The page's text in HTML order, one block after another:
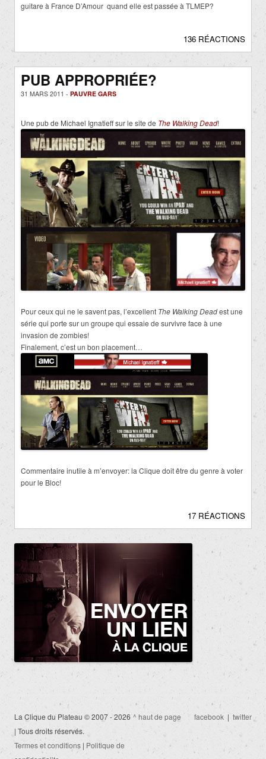
guitare à France D’Amour quand elle est passée à TLMEP?
136 RÉACTIONS
PUB APPROPRIÉE?
31 MARS 2011 - PAUVRE GARS
Une pub de Michael Ignatieff sur le site de The Walking Dead!
Pour ceux qui ne le savent pas, l’excellent The Walking Deadest une
série qui porte sur un groupe qui essaie de survivre face à une
invasion de zombies!
Finalement, c’est un bon placement…
Commentaire inutile à m’envoyer: la Clique doit être du genre à voter
pour le Bloc!
17 RÉACTIONS
La Clique du Plateau © 2007 - 2026
| Tous droits réservés.
Termes et conditions | Politique de
^ haut de page facebook | twitter